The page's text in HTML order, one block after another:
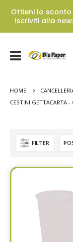
Ottieni lo sconto
Iscriviti alla
Toggle
HOME
CESTINI GETTACARTA -
FILTER